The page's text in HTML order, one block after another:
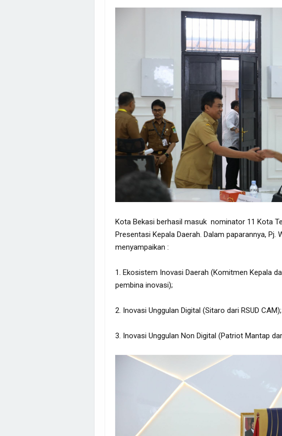
Kota Bekasi berhasil masuk nominator 11 Kota
Presentasi Kepala Daerah. Dalam paparannya, Pj.
menyampaikan :
1. Ekosistem Inovasi Daerah (Komitmen Kepala
pembina inovasi);
2. Inovasi Unggulan Digital (Sitaro dari RSUD CAM);
3. Inovasi Unggulan Non Digital (Patriot Mantap